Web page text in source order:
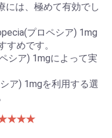
には、極めて有効でし
プロペシア) 1mg
すめです。
シア) 1mgによって実
ア) 1mgを利用する選